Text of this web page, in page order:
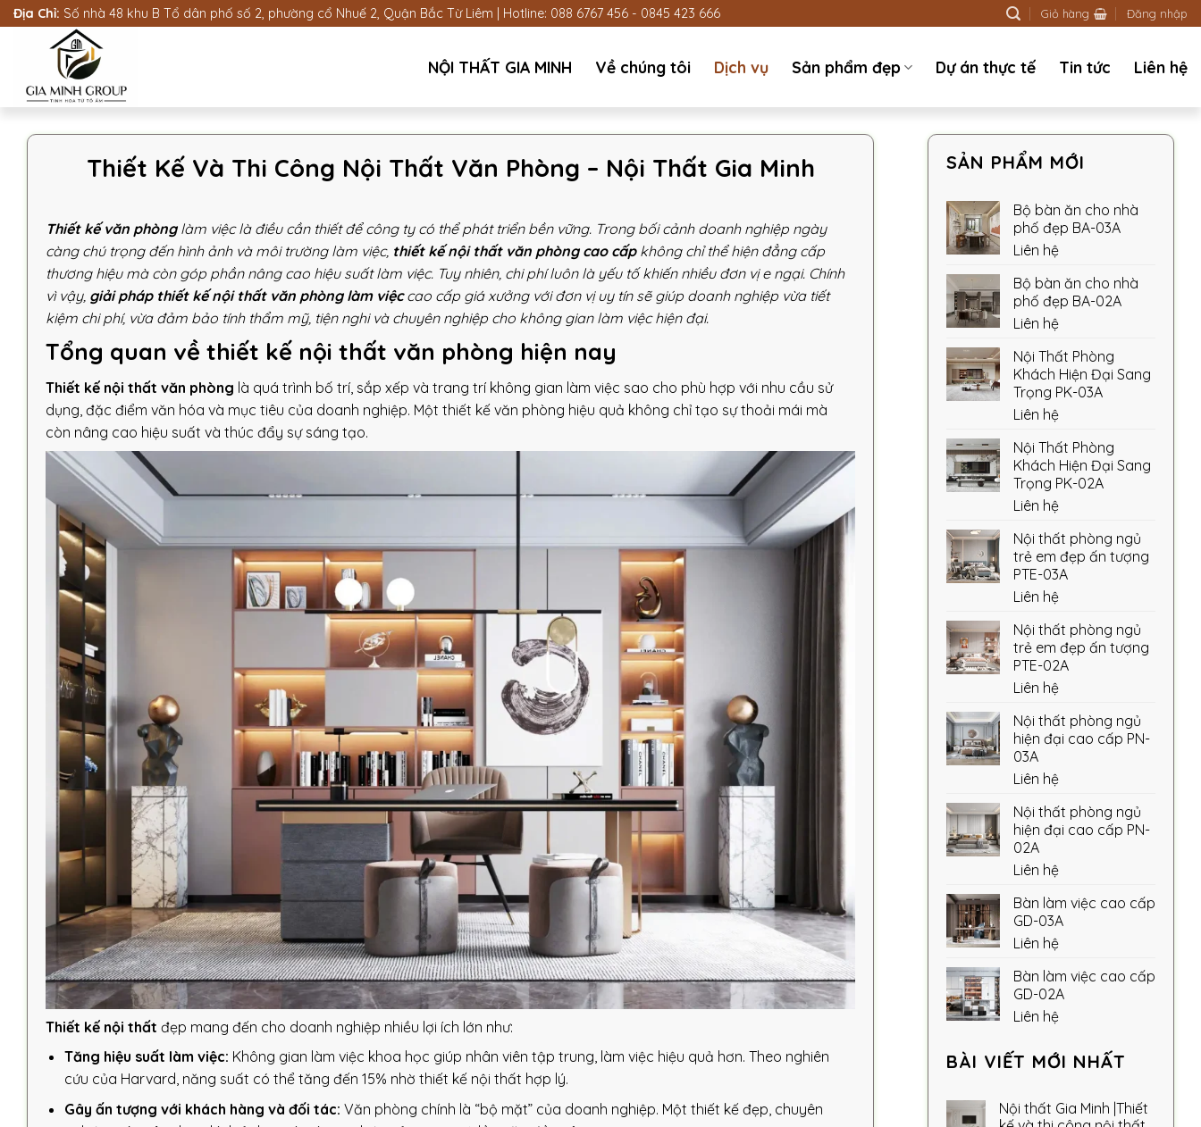
Bỏ
qua
Địa Chỉ: Số nhà 48 khu B Tổ dân phố số 2, phường cổ Nhuế 2, Quận Bắc Từ Liêm | Hotline: 088 6767 456 - 0845 423 666 Giỏ hàng Đăng nhập
NỘI THẤT GIA MINH Về chúng tôi Dịch vụ Sản phẩm đẹp Dự án thực tế Tin tức Liên hệ
Thiết Kế Và Thi Công Nội Thất Văn Phòng – Nội Thất Gia Minh
Thiết kế văn phònglàm việc là điều cần thiết để công ty có thể phát triển bền vững. Trong bối cảnh doanh nghiệp ngày
càng chú trọng đến hình ảnh và môi trường làm việc, thiết kế nội thất văn phòng cao cấpkhông chỉ thể hiện đẳng cấp
thương hiệu mà còn góp phần nâng cao hiệu suất làm việc. Tuy nhiên, chi phí luôn là yếu tố khiến nhiều đơn vị e ngại. Chính
vì vậy, giải pháp thiết kế nội thất văn phòng làm việccao cấp giá xưởng với đơn vị uy tín sẽ giúp doanh nghiệp vừa tiết
kiệm chi phí, vừa đảm bảo tính thẩm mỹ, tiện nghi và chuyên nghiệp cho không gian làm việc hiện đại.
Tổng quan về thiết kế nội thất văn phòng hiện nay
Thiết kế nội thất văn phòng là quá trình bố trí, sắp xếp và trang trí không gian làm việc sao cho phù hợp với nhu cầu sử
dụng, đặc điểm văn hóa và mục tiêu của doanh nghiệp. Một thiết kế văn phòng hiệu quả không chỉ tạo sự thoải mái mà
còn nâng cao hiệu suất và thúc đẩy sự sáng tạo.
Thiết kế nội thất đẹp mang đến cho doanh nghiệp nhiều lợi ích lớn như:
Tăng hiệu suất làm việc: Không gian làm việc khoa học giúp nhân viên tập trung, làm việc hiệu quả hơn. Theo nghiên
cứu của Harvard, năng suất có thể tăng đến 15% nhờ thiết kế nội thất hợp lý.
Gây ấn tượng với khách hàng và đối tác: Văn phòng chính là “bộ mặt” của doanh nghiệp. Một thiết kế đẹp, chuyên
SẢN PHẨM MỚI
Bộ bàn ăn cho nhà
phố đẹp BA-03A
Liên hệ
Bộ bàn ăn cho nhà
phố đẹp BA-02A
Liên hệ
Nội Thất Phòng
Khách Hiện Đại Sang
Trọng PK-03A
Liên hệ
Nội Thất Phòng
Khách Hiện Đại Sang
Trọng PK-02A
Liên hệ
Nội thất phòng ngủ
trẻ em đẹp ấn tượng
PTE-03A
Liên hệ
Nội thất phòng ngủ
trẻ em đẹp ấn tượng
PTE-02A
Liên hệ
Nội thất phòng ngủ
hiện đại cao cấp PN-
03A
Liên hệ
Nội thất phòng ngủ
hiện đại cao cấp PN-
02A
Liên hệ
Bàn làm việc cao cấp
GD-03A
Liên hệ
Bàn làm việc cao cấp
GD-02A
Liên hệ
BÀI VIẾT MỚI NHẤT
Nội thất Gia Minh |Thiết